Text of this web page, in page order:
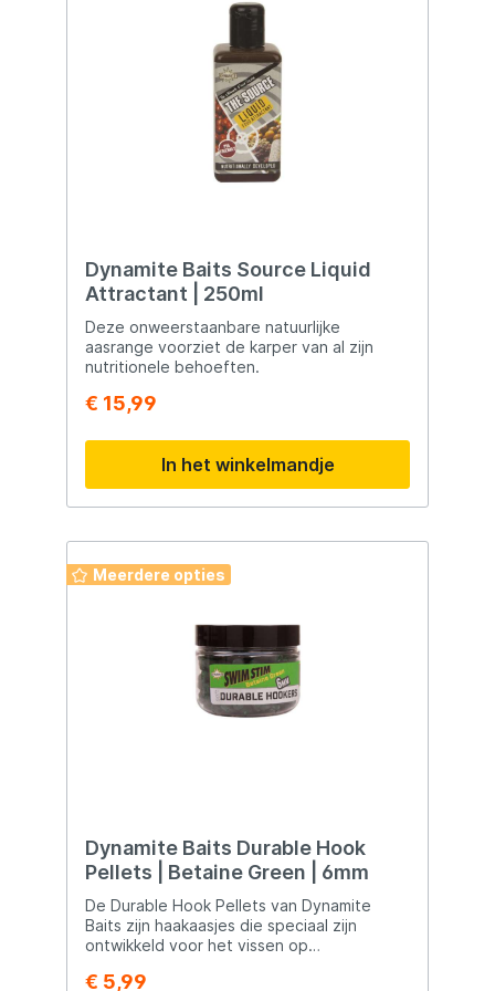
Dynamite Baits Source Liquid
Attractant | 250ml
Deze onweerstaanbare natuurlijke
aasrange voorziet de karper van al zijn
nutritionele behoeften.
€ 15,99
In het winkelmandje
Meerdere opties
Dynamite Baits Durable Hook
Pellets | Betaine Green | 6mm
De Durable Hook Pellets van Dynamite
Baits zijn haakaasjes die speciaal zijn
ontwikkeld voor het vissen op
kenmerken en toepassingen van deze
€ 5,99